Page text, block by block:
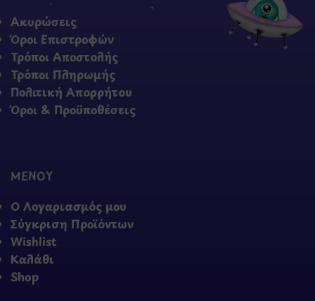
Ακυρώσεις
Όροι Επιστροφών
Τρόποι Αποστολής
Τρόποι Πληρωμής
Πολιτική Απορρήτου
Όροι & Προϋποθέσεις
ΜΕΝΟΥ
Ο Λογαριασμός μου
Σύγκριση Προϊόντων
Wishlist
Καλάθι
Shop